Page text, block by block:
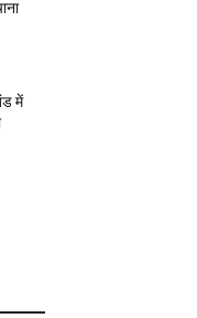
में